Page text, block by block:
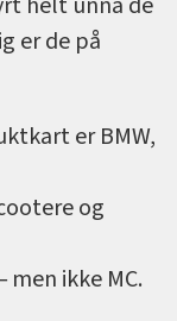
er de på
er BMW,
og
ikke MC.